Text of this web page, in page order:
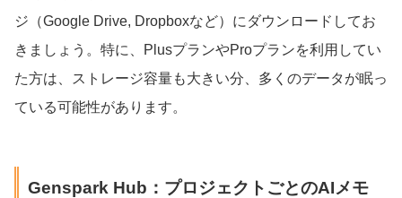
ジ（Google Drive, Dropboxなど）にダウンロードしてお
きましょう。特に、PlusプランやProプランを利用してい
た方は、ストレージ容量も大きい分、多くのデータが眠っ
ている可能性があります。
Genspark Hub：プロジェクトごとのAIメモ